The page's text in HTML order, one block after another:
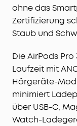
ohne das
Zertifizierung
Staub und
Die AirPods
Laufzeit mit
Hörgeräte-
minimiert
über USB-C,
Watch-